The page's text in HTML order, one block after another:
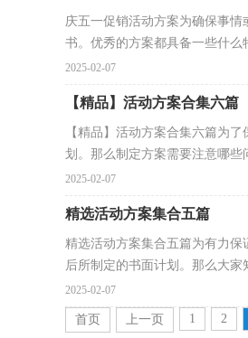
庆五一促销活动方案为确保事
书。优秀的方案都具备一些什
2025-02-07
【精品】活动方案合集六篇
【精品】活动方案合集六篇为
划。那么制定方案需要注意哪
2025-02-07
精选活动方案集合五篇
精选活动方案集合五篇为有力
后所制定的书面计划。那么大
2025-02-07
首页 上一页 1 2